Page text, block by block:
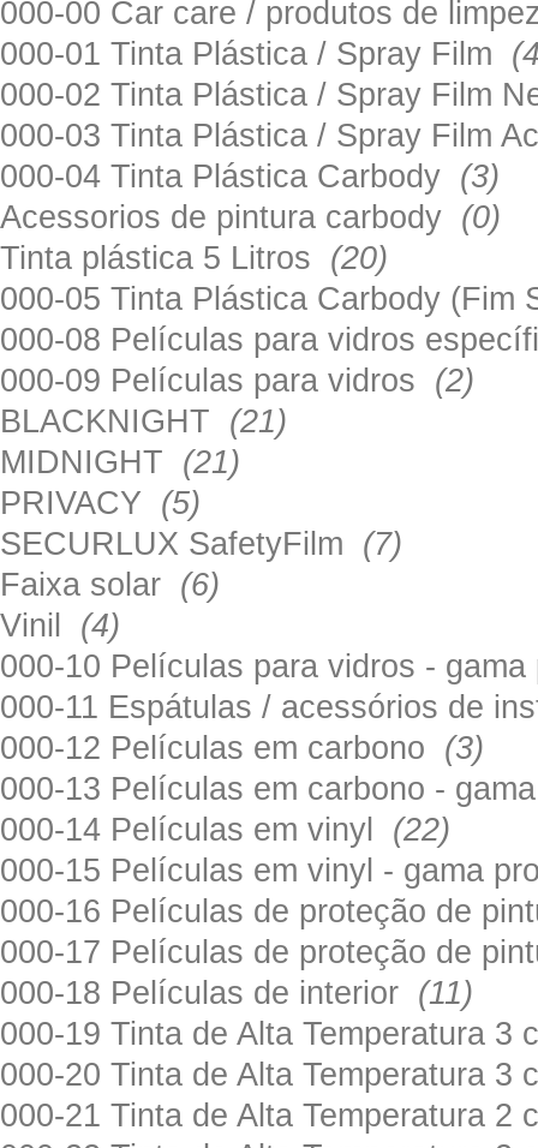
000-00 Car care / produtos de
000-01 Tinta Plástica / Spray Film
000-02 Tinta Plástica / Spray Film
000-03 Tinta Plástica / Spray Film
000-04 Tinta Plástica Carbody (3)
Acessorios de pintura carbody (0)
Tinta plástica 5 Litros (20)
000-05 Tinta Plástica Carbody
000-08 Películas para vidros
000-09 Películas para vidros (2)
BLACKNIGHT (21)
MIDNIGHT (21)
PRIVACY (5)
SECURLUX SafetyFilm (7)
Faixa solar (6)
Vinil (4)
000-10 Películas para vidros -
000-11 Espátulas / acessórios de
000-12 Películas em carbono (3)
000-13 Películas em carbono -
000-14 Películas em vinyl (22)
000-15 Películas em vinyl - gama
000-16 Películas de proteção de
000-17 Películas de proteção de
000-18 Películas de interior (11)
000-19 Tinta de Alta Temperatura
000-20 Tinta de Alta Temperatura
000-21 Tinta de Alta Temperatura